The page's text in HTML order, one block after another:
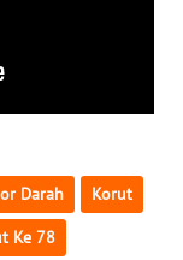
Darah Korut
Ke 78